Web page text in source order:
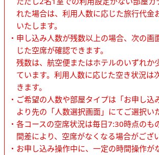
れた場合は、利用人数に応じた旅行代金
いたします。
・申し込み人数が残数以上の場合、次の画
じた空席が確認できます。
残数は、航空便またはホテルのいずれか
ています。利用人数に応じた空き状況は
きます。
・ご希望の人数や部屋タイプは「お申し込
より先の「人数選択画面」にてご選択い
・各コースの空席状況は毎日7:30時点のも
間差により、空席がなくなる場合がござ
・お申し込み操作中に、一定の時間操作が